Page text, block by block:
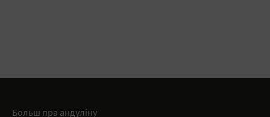
Больш пра андуліну